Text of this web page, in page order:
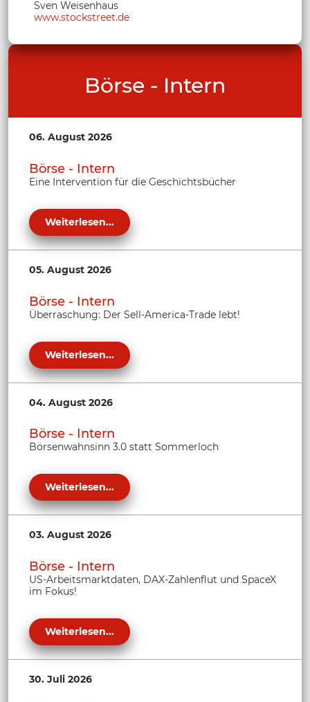
Sven Weisenhaus
www.stockstreet.de
Börse - Intern
06. August 2026
Börse - Intern
Eine Intervention für die Geschichtsbücher
Weiterlesen...
05. August 2026
Börse - Intern
Überraschung: Der Sell-America-Trade lebt!
Weiterlesen...
04. August 2026
Börse - Intern
Börsenwahnsinn 3.0 statt Sommerloch
Weiterlesen...
03. August 2026
Börse - Intern
US-Arbeitsmarktdaten, DAX-Zahlenflut und SpaceX
im Fokus!
Weiterlesen...
30. Juli 2026